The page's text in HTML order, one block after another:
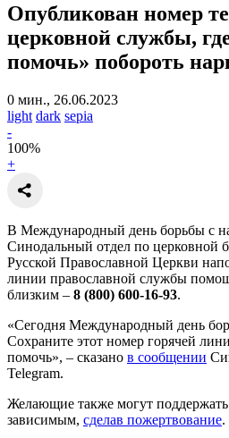
Опубликован номер
церковной службы,
помочь» побороть
0 мин., 26.06.2023
light dark sepia
-
100%
+
В Международный день борьбы с
Синодальный отдел по церковной
Русской Православной Церкви
линии православной службы
близким – 8 (800) 600-16-93.
«Сегодня Международный день
Сохраните этот номер горячей
помочь», – сказано в сообщении
Telegram.
Желающие также могут
зависимым, сделав пожертвование.